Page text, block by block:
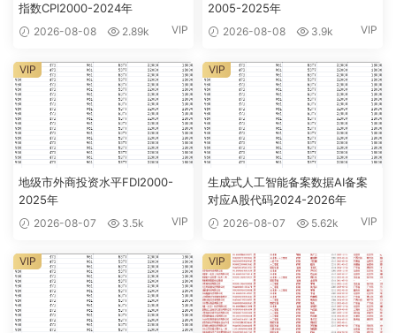
指数CPI2000-2024年
2026-08-08 2.89k VIP
2005-2025年
2026-08-08 3.9k VIP
地级市外商投资水平FDI2000-
2025年
2026-08-07 3.5k VIP
VIP
生成式人工智能备案数据AI备案
对应A股代码2024-2026年
2026-08-07 5.62k VIP
VIP
VIP VIP